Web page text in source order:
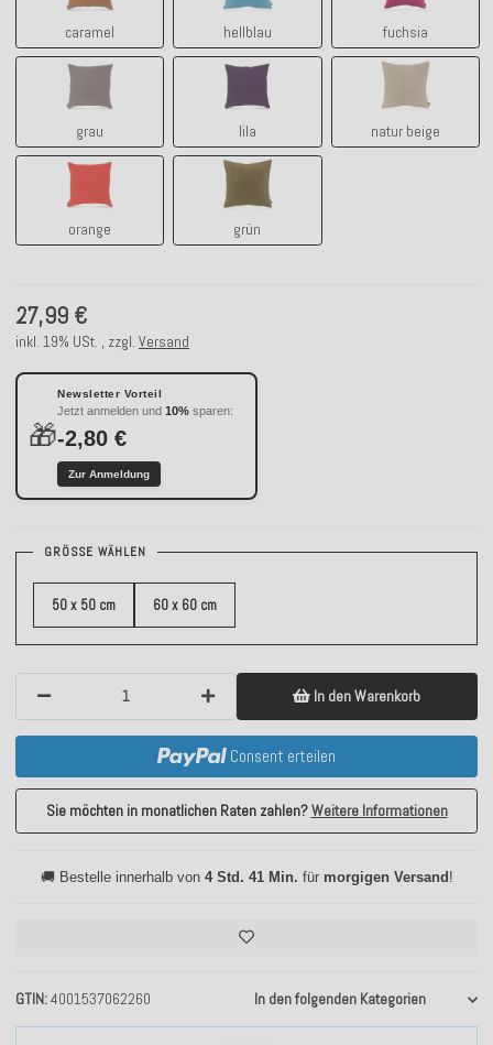
GTIN 4001537062260 In den folgenden Kategorien
caramel hellblau fuchsia
grau
grau
lila
lila
natur beige
natur beige
orange
orange
grün
grün
27,99 €
inkl. 19% USt. , zzgl. Versand
🎁
Newsletter Vorteil
Jetzt anmelden und 10% sparen:
-2,80 €
Zur Anmeldung
GRÖSSE WÄHLEN
50 x 50 cm 60 x 60 cm
In den Warenkorb
Consent erteilen
Sie möchten in monatlichen Raten zahlen?Weitere Informationen
🚚 Bestelle innerhalb von 4 Std. 41 Min. für morgigen Versand!